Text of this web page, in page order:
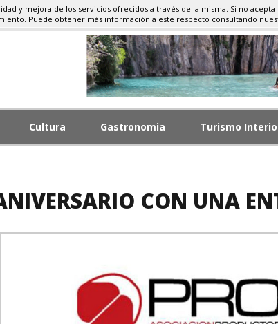
RURAL
Cultura Gastronomia Turismo
CON UNA
y mejora de los servicios ofrecidos a través de la misma. Si no
Puede obtener más información a este respecto consultando